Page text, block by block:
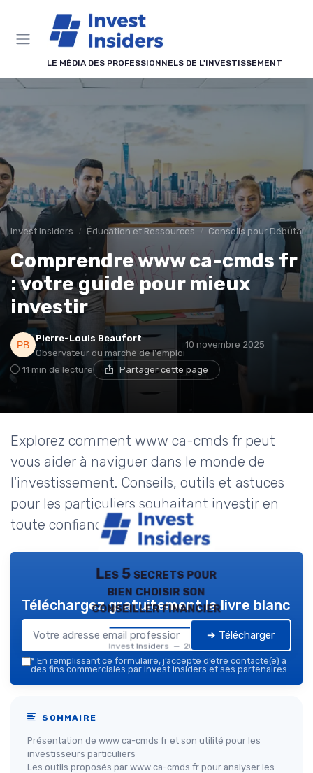
LE MÉDIA DES PROFESSIONNELS DE L'INVESTISSEMENT
Invest Insiders Éducation et Ressources Conseils pour
Comprendre www ca-cmds fr
: votre guide pour mieux
investir
Pierre-Louis Beaufort
Observateur du marché de l'emploi
10 novembre 2025
11 min de lecture Partager cette page
Explorez comment www ca-cmds fr peut
vous aider à naviguer dans le monde de
l'investissement. Conseils, outils et astuces
pour les particuliers souhaitant investir en
toute confiance.
Les 5 secrets pour
bien choisir son
conseiller financier
Invest Insiders — 2026
Téléchargez gratuitement le livre blanc
➔ Télécharger
* En remplissant ce formulaire, j’accepte d’être contacté(e) à
des fins commerciales par Invest Insiders et ses partenaires.
SOMMAIRE
Présentation de www ca-cmds fr et son utilité pour les
investisseurs particuliers
Les outils proposés par www ca-cmds fr pour analyser les